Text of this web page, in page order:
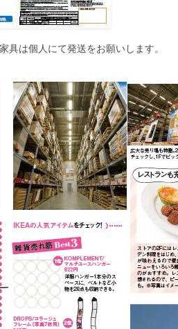
は個人にて発送をお願いします。